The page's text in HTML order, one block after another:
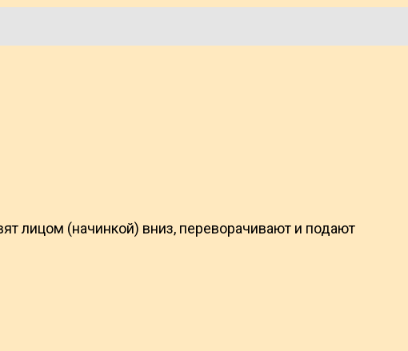
лицом (начинкой) вниз, переворачивают и подают